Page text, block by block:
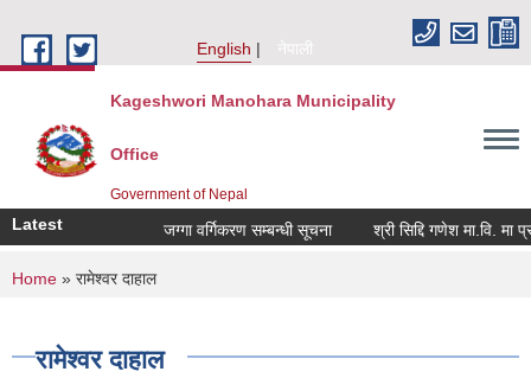
English
नेपाली
Kageshwori Manohara Municipality
Office
Government of Nepal
Latest जग्गा वर्गिकरण सम्बन्धी सूचना श्री सिद्दि गणेश मा.वि. मा
You are here
Home » रामेश्वर दाहाल
रामेश्वर दाहाल